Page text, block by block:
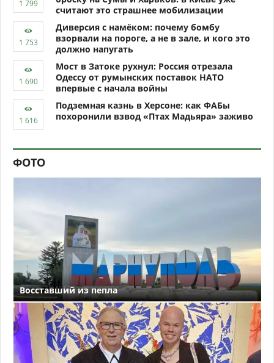
считают это страшнее мобилизации
Диверсия с намёком: почему бомбу
взорвали на пороге, а не в зале, и кого это
должно напугать
Мост в Затоке рухнул: Россия отрезала
Одессу от румынских поставок НАТО
впервые с начала войны
Подземная казнь в Херсоне: как ФАБы
похоронили взвод «Птах Мадьяра» заживо
ФОТО
Восставший из пепла